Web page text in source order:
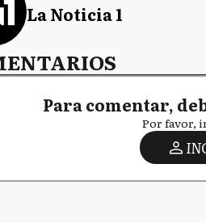
La Noticia 1
Para comentar,
Por favor,